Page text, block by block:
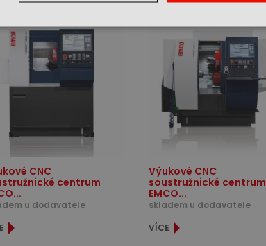
CNC
centrum
u dodavatele
Výukové CNC
soustružnické centrum
EMCO...
skladem u dodavatele
VÍCE